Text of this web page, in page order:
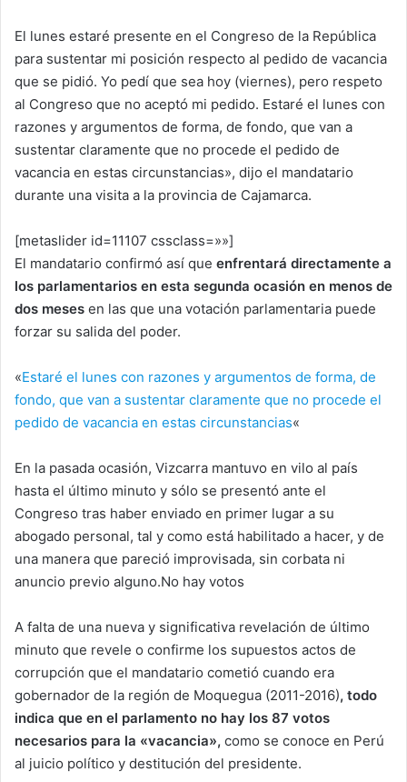
El lunes estaré presente en el Congreso de la República
para sustentar mi posición respecto al pedido de vacancia
que se pidió. Yo pedí que sea hoy (viernes), pero respeto
al Congreso que no aceptó mi pedido. Estaré el lunes con
razones y argumentos de forma, de fondo, que van a
sustentar claramente que no procede el pedido de
vacancia en estas circunstancias», dijo el mandatario
durante una visita a la provincia de Cajamarca.
[metaslider id=11107 cssclass=»»]
El mandatario confirmó así que enfrentará directamente a
los parlamentarios en esta segunda ocasión en menos de
dos meses en las que una votación parlamentaria puede
forzar su salida del poder.
«Estaré el lunes con razones y argumentos de forma, de
fondo, que van a sustentar claramente que no procede el
pedido de vacancia en estas circunstancias«
En la pasada ocasión, Vizcarra mantuvo en vilo al país
hasta el último minuto y sólo se presentó ante el
Congreso tras haber enviado en primer lugar a su
abogado personal, tal y como está habilitado a hacer, y de
una manera que pareció improvisada, sin corbata ni
anuncio previo alguno.No hay votos
A falta de una nueva y significativa revelación de último
minuto que revele o confirme los supuestos actos de
corrupción que el mandatario cometió cuando era
gobernador de la región de Moquegua (2011-2016), todo
indica que en el parlamento no hay los 87 votos
necesarios para la «vacancia», como se conoce en Perú
al juicio político y destitución del presidente.